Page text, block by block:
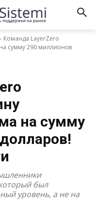
Команда LayerZero
сумму 290 миллионов
на сумму
был
уровень, а не на